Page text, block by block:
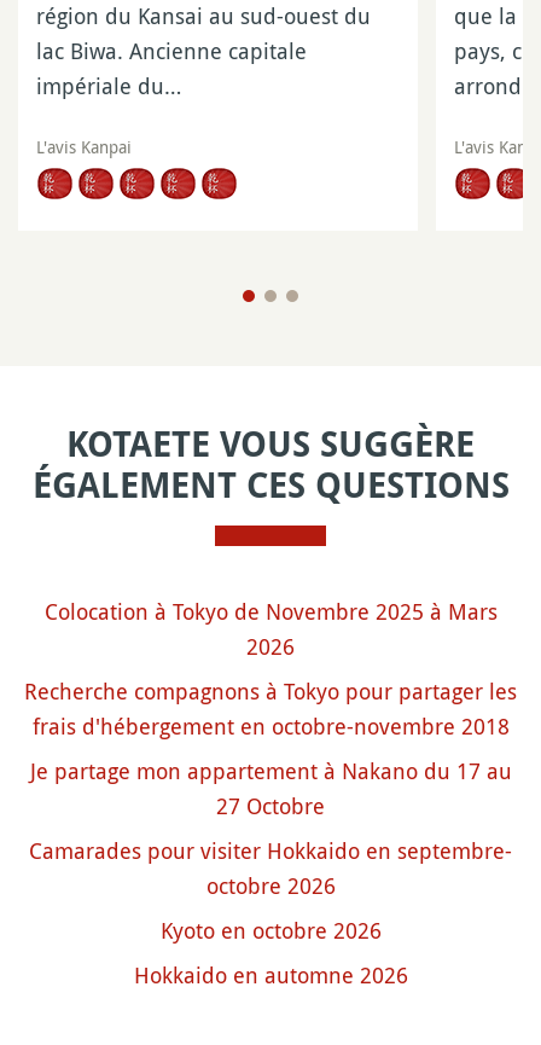
région du Kansai au sud-ouest du
lac Biwa. Ancienne capitale
impériale du…
L'avis Kanpai
que la
pays,
L'avis
KOTAETE VOUS SUGGÈRE
ÉGALEMENT CES QUESTIONS
Colocation à Tokyo de Novembre 2025 à Mars
2026
Recherche compagnons à Tokyo pour partager les
frais d'hébergement en octobre-novembre 2018
Je partage mon appartement à Nakano du 17 au
27 Octobre
Camarades pour visiter Hokkaido en septembre-
octobre 2026
Kyoto en octobre 2026
Hokkaido en automne 2026